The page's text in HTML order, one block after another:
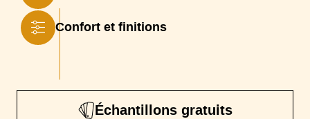
Coussin(s)
Dossier
écologique
Confort et finitions
Échantillons gratuits